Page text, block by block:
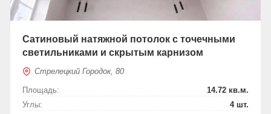
Сатиновый натяжной потолок с точечными
светильниками и скрытым карнизом
Стрелецкий Городок, 80
Площадь:
14.72 кв.м.
Углы:
4 шт.